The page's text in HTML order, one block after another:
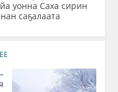
уонна Саха сирин
саҕалаата